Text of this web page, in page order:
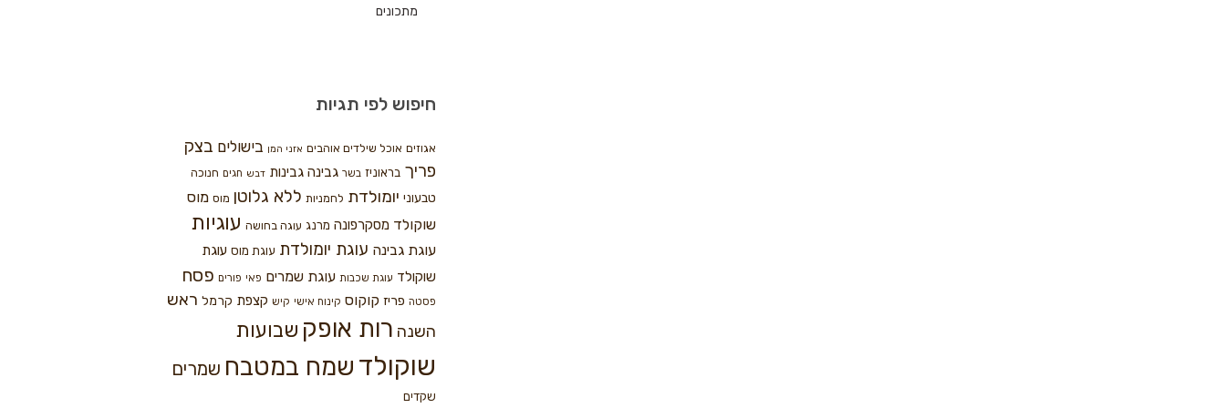
מתכונים
חיפוש לפי תגיות
אגוזים אוכל שילדים אוהבים אזני המן בישולים בצק
פריך בראוניז בשר גבינה גבינות דבש חגים חנוכה
טבעוני יומולדת לחמניות ללא גלוטן מוס מוס
שוקולד מסקרפונה מרנג עוגה בחושה עוגיות
עוגת גבינה עוגת יומולדת עוגת מוס עוגת
שוקולד עוגת שכבות עוגת שמרים פאי פורים פסח
פסטה פריז קוקוס קינוח אישי קיש קצפת קרמל ראש
השנה רות אופק שבועות
שוקולד שמח במטבח שמרים
שקדים